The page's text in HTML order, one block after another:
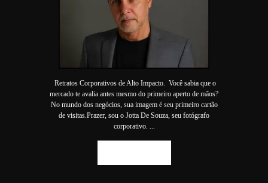
Retratos Corporativos de Alto Impacto. Você sabia que o
mercado te avalia antes mesmo do primeiro aperto de mãos?
No mundo dos negócios, sua imagem é seu primeiro cartão
de visitas.Prazer, sou o Jotta De Souza, seu fotógrafo
corporativo. ...